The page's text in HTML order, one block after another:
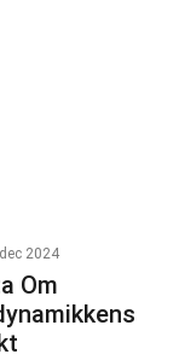
2024
Om